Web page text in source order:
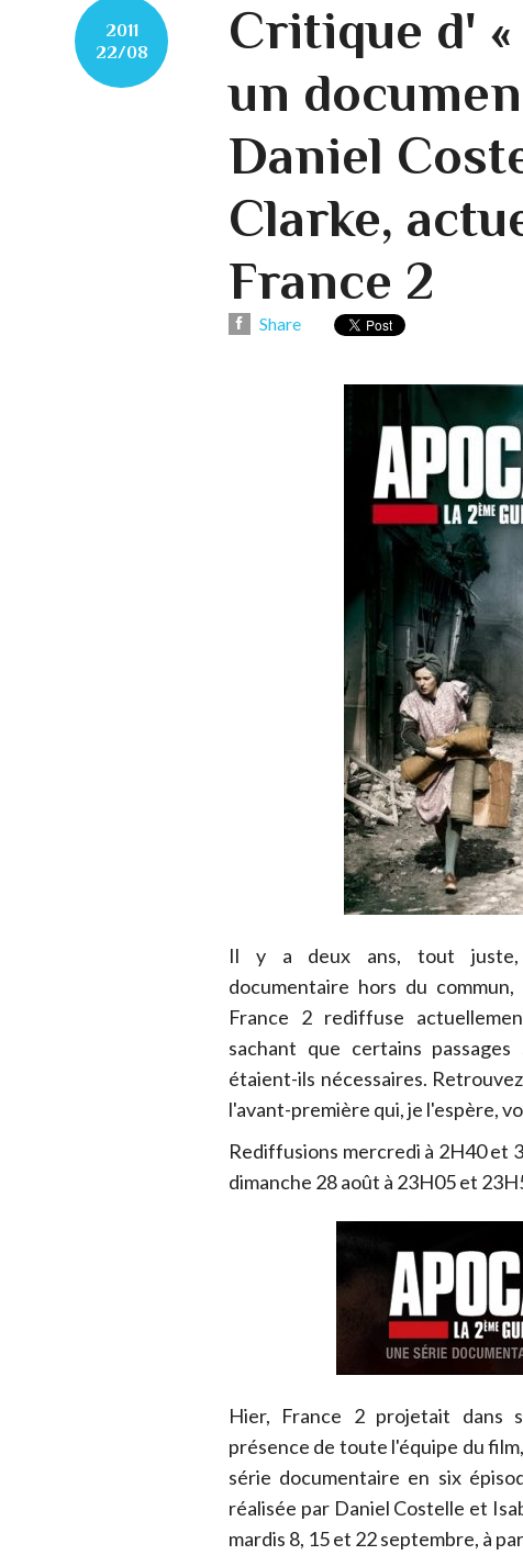
2011
22/08
Critique d' «
un
Daniel
Clarke,
France 2
Share
Il y a deux ans, tout juste,
documentaire hors du
France 2 rediffuse
sachant que certains
étaient-ils nécessaires.
l'avant-première qui, je l'espère,
Rediffusions mercredi à 2H40 et
dimanche 28 août à 23H05 et
Hier, France 2 projetait dans
présence de toute l'équipe du
série documentaire en six
réalisée par Daniel Costelle et
mardis 8, 15 et 22 septembre, à